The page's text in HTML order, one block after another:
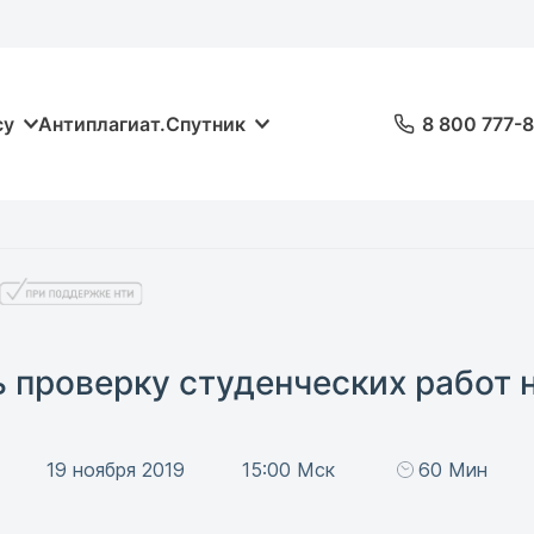
Антиплагиат.Спутник 8 800 777-
проверку студенческих работ
19 ноября 2019 15:00 Мск 60 Мин